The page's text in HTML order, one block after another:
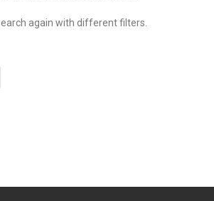
again with different filters.